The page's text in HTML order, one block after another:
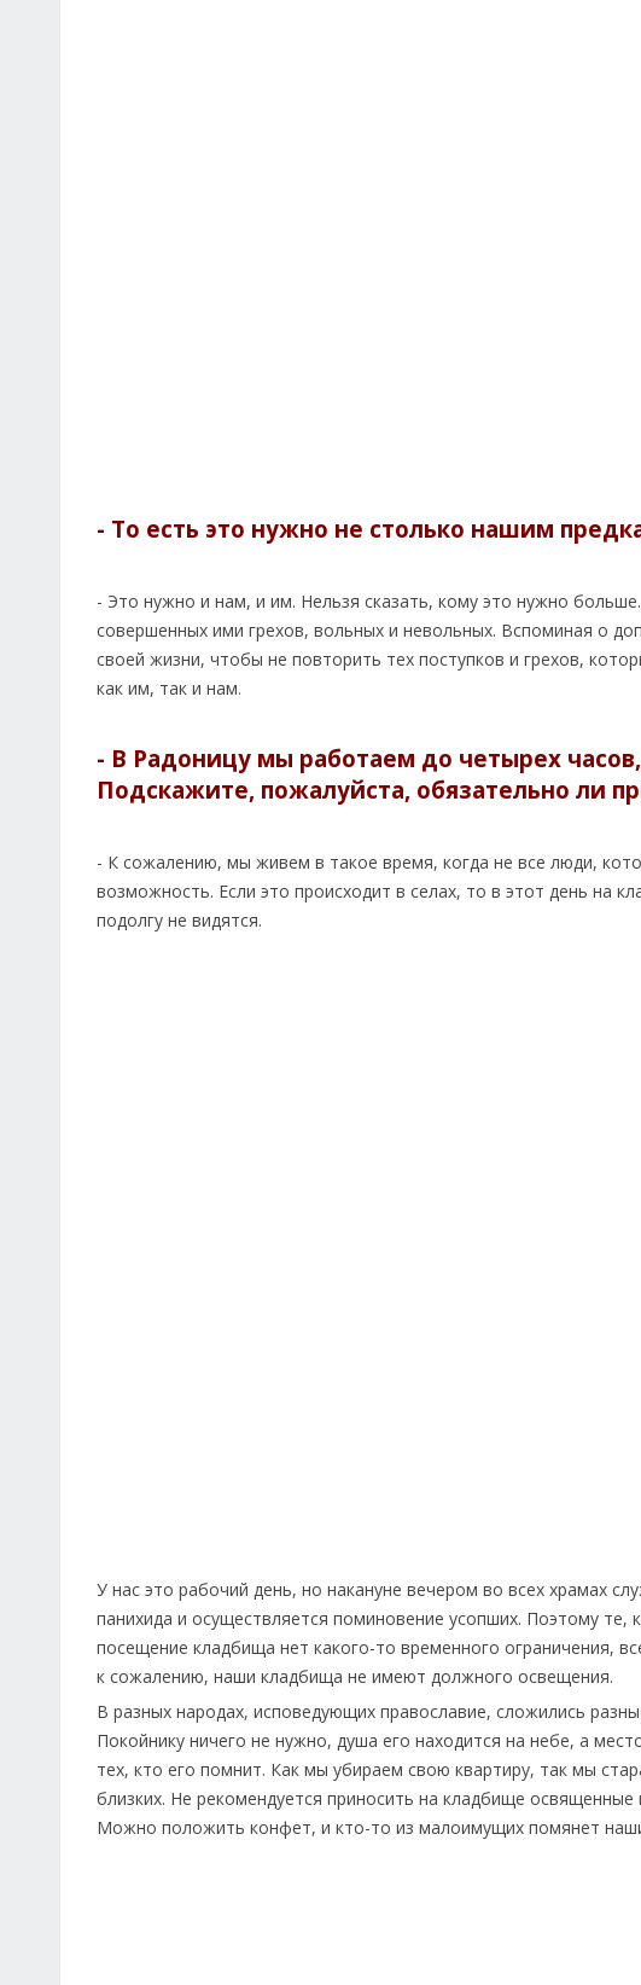
- То есть это нужно не столько нашим
- Это нужно и нам, и им. Нельзя сказать, кому это нужно
совершенных ими грехов, вольных и невольных. Вспоминая о
своей жизни, чтобы не повторить тех поступков и грехов,
как им, так и нам.
- В Радоницу мы работаем до четырех
Подскажите, пожалуйста, обязательно ли
- К сожалению, мы живем в такое время, когда не все люди,
возможность. Если это происходит в селах, то в этот день на
подолгу не видятся.
У нас это рабочий день, но накануне вечером во всех храмах
панихида и осуществляется поминовение усопших. Поэтому те,
посещение кладбища нет какого-то временного ограничения,
к сожалению, наши кладбища не имеют должного освещения.
В разных народах, исповедующих православие, сложились
Покойнику ничего не нужно, душа его находится на небе, а
тех, кто его помнит. Как мы убираем свою квартиру, так мы
близких. Не рекомендуется приносить на кладбище
Можно положить конфет, и кто-то из малоимущих помянет